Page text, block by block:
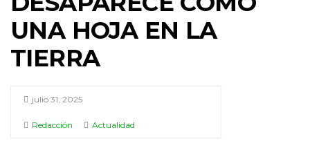
UNA HOJA EN LA
TIERRA
julio 31, 2025
Redacción Actualidad